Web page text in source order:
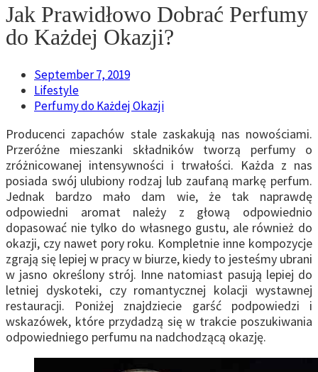
Jak Prawidłowo Dobrać Perfumy
do Każdej Okazji?
September 7, 2019
Lifestyle
Perfumy do Każdej Okazji
Producenci zapachów stale zaskakują nas nowościami.
Przeróżne mieszanki składników tworzą perfumy o
zróżnicowanej intensywności i trwałości. Każda z nas
posiada swój ulubiony rodzaj lub zaufaną markę perfum.
Jednak bardzo mało dam wie, że tak naprawdę
odpowiedni aromat należy z głową odpowiednio
dopasować nie tylko do własnego gustu, ale również do
okazji, czy nawet pory roku. Kompletnie inne kompozycje
zgrają się lepiej w pracy w biurze, kiedy to jesteśmy ubrani
w jasno określony strój. Inne natomiast pasują lepiej do
letniej dyskoteki, czy romantycznej kolacji wystawnej
restauracji. Poniżej znajdziecie garść podpowiedzi i
wskazówek, które przydadzą się w trakcie poszukiwania
odpowiedniego perfumu na nadchodzącą okazję.